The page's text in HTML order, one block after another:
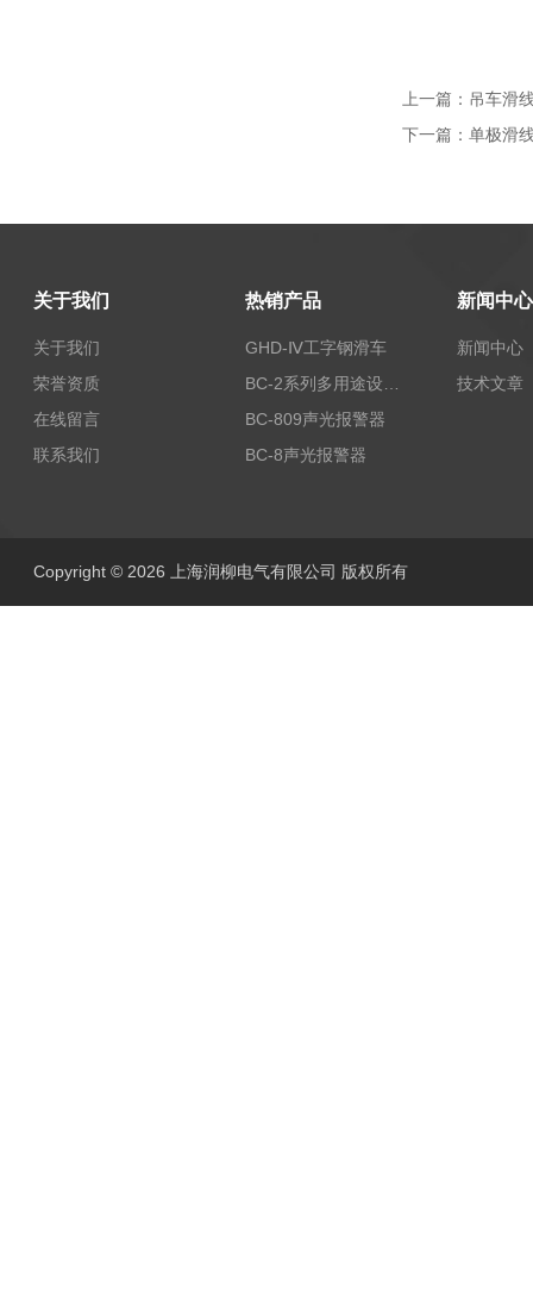
上一篇： 吊车滑
下一篇： 单极滑
关于我们
关于我们
荣誉资质
在线留言
联系我们
热销产品
GHD-Ⅳ工字钢滑车
BC-809声光报警器
BC-8声光报警器
新闻中心
新闻中心
技术文章
Copyright © 2026 上海润柳电气有限公司 版权所有